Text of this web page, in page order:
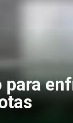
para